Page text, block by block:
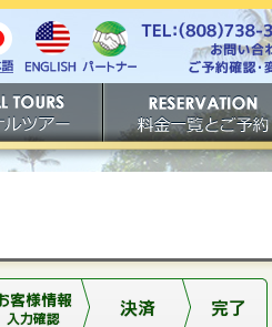
English パート
電話番号は808-738-
3000。ファックス
738-3001。
https://
ご予約確認・変更
ご予約